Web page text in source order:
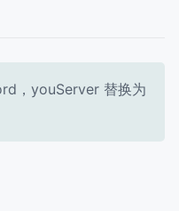
，youServer 替换为